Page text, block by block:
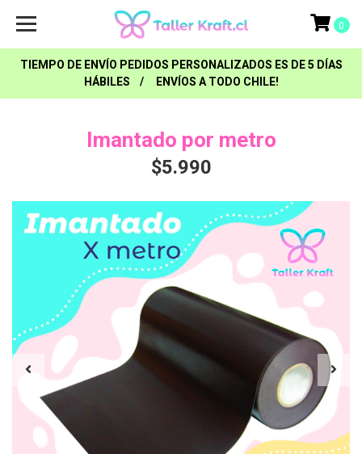
TIEMPO DE ENVÍO PEDIDOS PERSONALIZADOS ES DE 5 DÍAS
HÁBILES / ENVÍOS A TODO CHILE!
0
Imantado por metro
$5.990